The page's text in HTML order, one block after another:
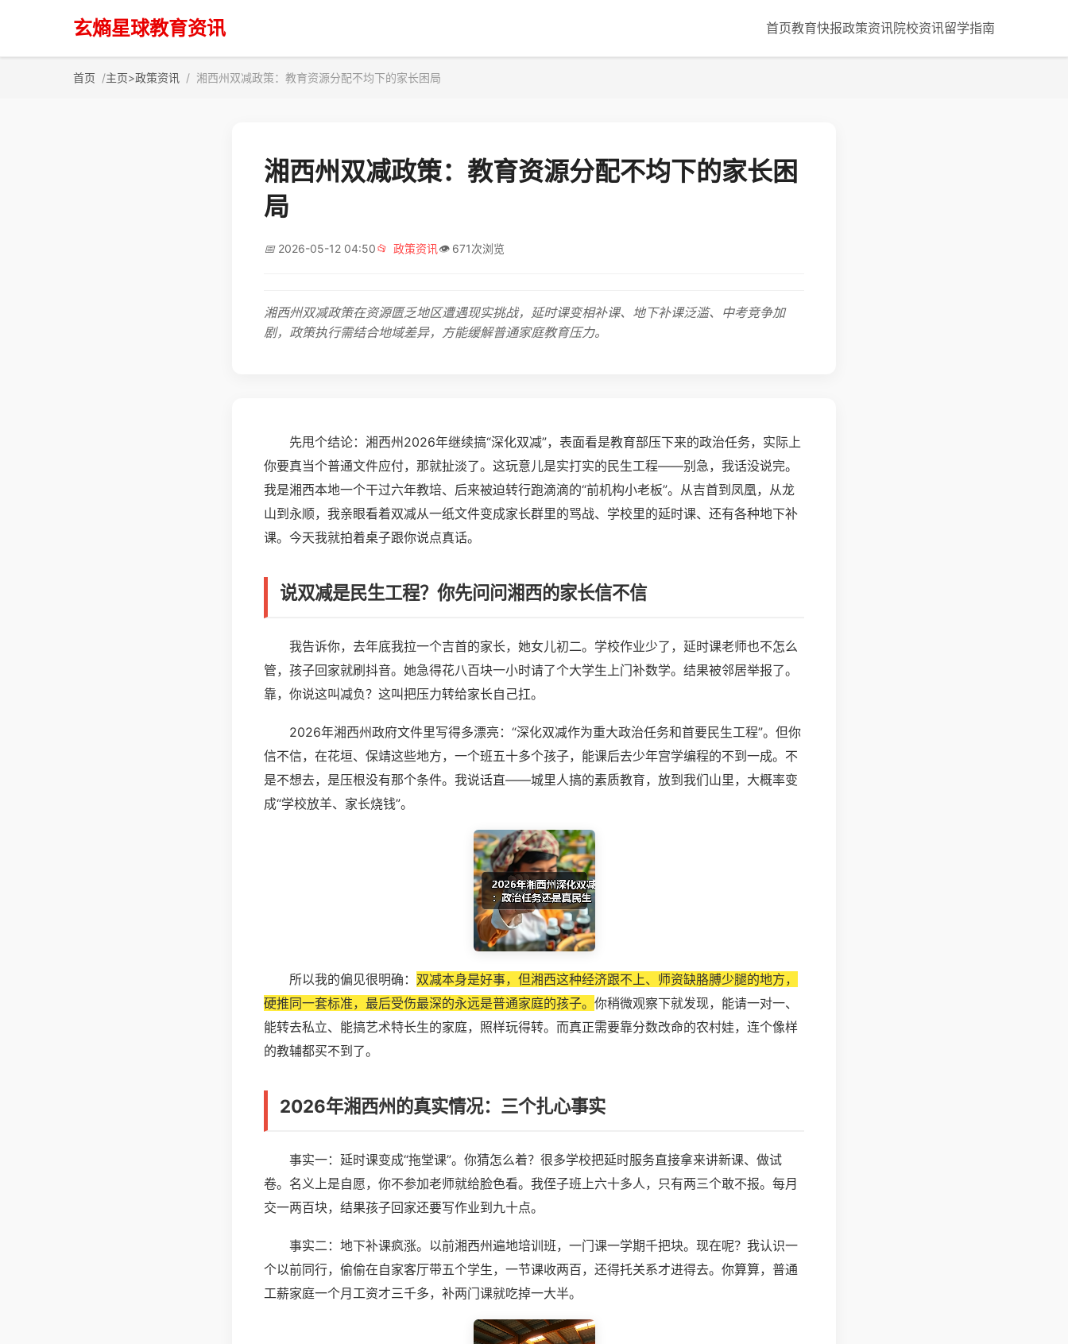
玄熵星球教育资讯 首页教育快报政策资讯院校资讯留学指南
首页 主页>政策资讯 湘西州双减政策：教育资源分配不均下的家长困局
湘西州双减政策：教育资源分配不均下的家长困
局
📅 2026-05-12 04:50📂 政策资讯👁️ 671次浏览
湘西州双减政策在资源匮乏地区遭遇现实挑战，延时课变相补课、地下补课泛滥、中考竞争加
剧，政策执行需结合地域差异，方能缓解普通家庭教育压力。
先甩个结论：湘西州2026年继续搞“深化双减”，表面看是教育部压下来的政治任务，实际上
你要真当个普通文件应付，那就扯淡了。这玩意儿是实打实的民生工程——别急，我话没说完。
我是湘西本地一个干过六年教培、后来被迫转行跑滴滴的“前机构小老板”。从吉首到凤凰，从龙
山到永顺，我亲眼看着双减从一纸文件变成家长群里的骂战、学校里的延时课、还有各种地下补
课。今天我就拍着桌子跟你说点真话。
说双减是民生工程？你先问问湘西的家长信不信
我告诉你，去年底我拉一个吉首的家长，她女儿初二。学校作业少了，延时课老师也不怎么
管，孩子回家就刷抖音。她急得花八百块一小时请了个大学生上门补数学。结果被邻居举报了。
靠，你说这叫减负？这叫把压力转给家长自己扛。
2026年湘西州政府文件里写得多漂亮：“深化双减作为重大政治任务和首要民生工程”。但你
信不信，在花垣、保靖这些地方，一个班五十多个孩子，能课后去少年宫学编程的不到一成。不
是不想去，是压根没有那个条件。我说话直——城里人搞的素质教育，放到我们山里，大概率变
成“学校放羊、家长烧钱”。
所以我的偏见很明确： 双减本身是好事，但湘西这种经济跟不上、师资缺胳膊少腿的地方，
硬推同一套标准，最后受伤最深的永远是普通家庭的孩子。 你稍微观察下就发现，能请一对一、
能转去私立、能搞艺术特长生的家庭，照样玩得转。而真正需要靠分数改命的农村娃，连个像样
的教辅都买不到了。
2026年湘西州的真实情况：三个扎心事实
事实一：延时课变成“拖堂课”。你猜怎么着？很多学校把延时服务直接拿来讲新课、做试
卷。名义上是自愿，你不参加老师就给脸色看。我侄子班上六十多人，只有两三个敢不报。每月
交一两百块，结果孩子回家还要写作业到九十点。
事实二：地下补课疯涨。以前湘西州遍地培训班，一门课一学期千把块。现在呢？我认识一
个以前同行，偷偷在自家客厅带五个学生，一节课收两百，还得托关系才进得去。你算算，普通
工薪家庭一个月工资才三千多，补两门课就吃掉一大半。